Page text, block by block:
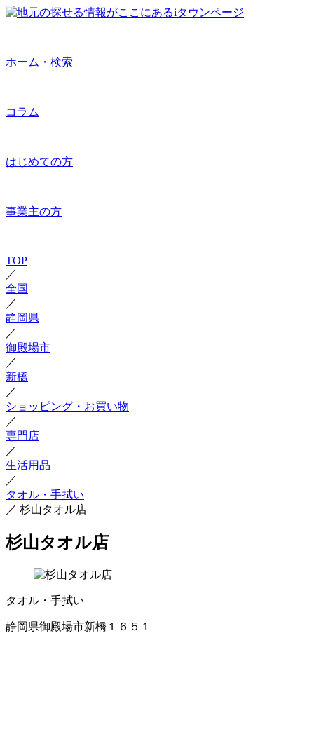
ホーム・検索
コラム
はじめての方
事業主の方
TOP
／
全国
／
静岡県
／
御殿場市
／
新橋
／
ショッピング・お買い物
／
専門店
／
生活用品
／
タオル・手拭い
／ 杉山タオル店
杉山タオル店
タオル・手拭い
静岡県御殿場市新橋１６５１